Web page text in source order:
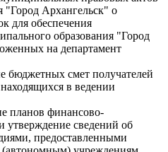
"Город Архангельск" о
для обеспечения
образования "Город
на департамент
смет получателей
в ведении
планов финансово-
утверждение сведений об
предоставленными